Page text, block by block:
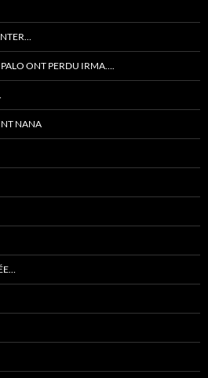
ONT PERDU IRMA….
NANA